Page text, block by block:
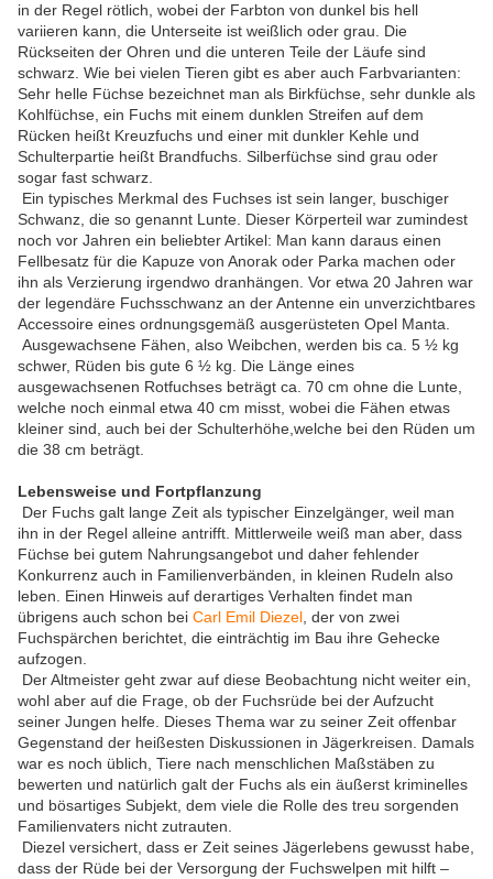
in der Regel rötlich, wobei der Farbton von dunkel bis hell
variieren kann, die Unterseite ist weißlich oder grau. Die
Rückseiten der Ohren und die unteren Teile der Läufe sind
schwarz. Wie bei vielen Tieren gibt es aber auch Farbvarianten:
Sehr helle Füchse bezeichnet man als Birkfüchse, sehr dunkle als
Kohlfüchse, ein Fuchs mit einem dunklen Streifen auf dem
Rücken heißt Kreuzfuchs und einer mit dunkler Kehle und
Schulterpartie heißt Brandfuchs. Silberfüchse sind grau oder
sogar fast schwarz.
Ein typisches Merkmal des Fuchses ist sein langer, buschiger
Schwanz, die so genannt Lunte. Dieser Körperteil war zumindest
noch vor Jahren ein beliebter Artikel: Man kann daraus einen
Fellbesatz für die Kapuze von Anorak oder Parka machen oder
ihn als Verzierung irgendwo dranhängen. Vor etwa 20 Jahren war
der legendäre Fuchsschwanz an der Antenne ein unverzichtbares
Accessoire eines ordnungsgemäß ausgerüsteten Opel Manta.
Ausgewachsene Fähen, also Weibchen, werden bis ca. 5 ½ kg
schwer, Rüden bis gute 6 ½ kg. Die Länge eines
ausgewachsenen Rotfuchses beträgt ca. 70 cm ohne die Lunte,
welche noch einmal etwa 40 cm misst, wobei die Fähen etwas
kleiner sind, auch bei der Schulterhöhe,welche bei den Rüden um
die 38 cm beträgt.
Lebensweise und Fortpflanzung
Der Fuchs galt lange Zeit als typischer Einzelgänger, weil man
ihn in der Regel alleine antrifft. Mittlerweile weiß man aber, dass
Füchse bei gutem Nahrungsangebot und daher fehlender
Konkurrenz auch in Familienverbänden, in kleinen Rudeln also
leben. Einen Hinweis auf derartiges Verhalten findet man
übrigens auch schon bei Carl Emil Diezel , der von zwei
Fuchspärchen berichtet, die einträchtig im Bau ihre Gehecke
aufzogen.
Der Altmeister geht zwar auf diese Beobachtung nicht weiter ein,
wohl aber auf die Frage, ob der Fuchsrüde bei der Aufzucht
seiner Jungen helfe. Dieses Thema war zu seiner Zeit offenbar
Gegenstand der heißesten Diskussionen in Jägerkreisen. Damals
war es noch üblich, Tiere nach menschlichen Maßstäben zu
bewerten und natürlich galt der Fuchs als ein äußerst kriminelles
und bösartiges Subjekt, dem viele die Rolle des treu sorgenden
Familienvaters nicht zutrauten.
Diezel versichert, dass er Zeit seines Jägerlebens gewusst habe,
dass der Rüde bei der Versorgung der Fuchswelpen mit hilft –